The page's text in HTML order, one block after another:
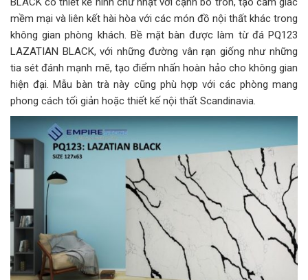
mềm mại và liên kết hài hòa với các món đồ nội thất khác trong
không gian phòng khách. Bề mặt bàn được làm từ đá PQ123
LAZATIAN BLACK, với những đường vân rạn giống như những
tia sét đánh mạnh mẽ, tạo điểm nhấn hoàn hảo cho không gian
hiện đại. Mẫu bàn trà này cũng phù hợp với các phòng mang
phong cách tối giản hoặc thiết kế nội thất Scandinavia.